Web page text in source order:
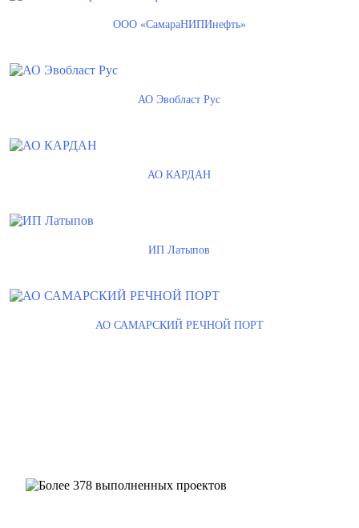
ООО «СамараНИПИнефть»
АО Эвобласт Рус
АО КАРДАН
ИП Латыпов
АО САМАРСКИЙ РЕЧНОЙ ПОРТ